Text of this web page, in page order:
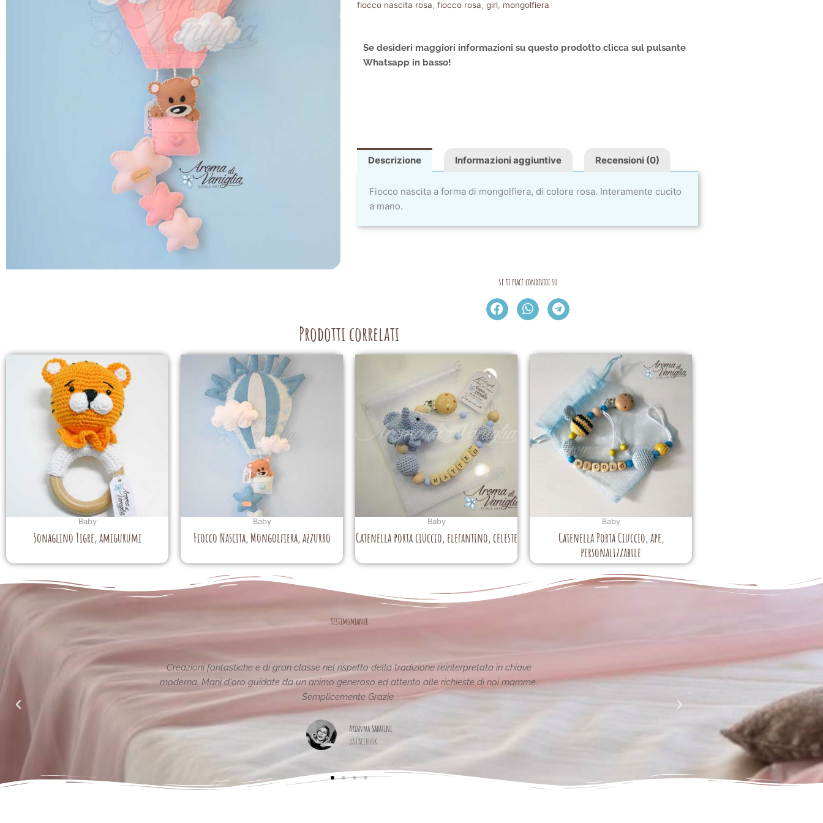
fiocco nascita rosa,fiocco rosa,girl, mongolfiera
Se desideri maggiori informazioni su questo prodotto clicca sul pulsante
Whatsapp in basso!
Descrizione Informazioni aggiuntive Recensioni (0)
Fiocco nascita a forma di mongolfiera, di colore rosa. Interamente cucito
a mano.
Se ti piace condividi su
Prodotti correlati
Baby
Sonaglino Tigre, amigurumi
Baby
Fiocco Nascita, Mongolfiera, azzurro
Baby
Catenella porta ciuccio, elefantino, celeste
Baby
Catenella Porta Ciuccio, ape,
personalizzabile
Testimonianze
reinterpretata in chiave
richieste di noi mamme.
Le creazioni sono fantastiche e uniche..raffinate eleganti....complimenti per la vostra
pagina,piena di idee!grazie
Maria Teresa Masela
da Facebook
La perfezione e l' armonia che è palese nei tuoi
Complimenti davvero!!!!
Giusy Rizzo
da Facebook